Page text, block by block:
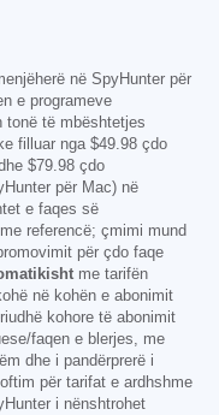
në SpyHunter për
e programeve
tonë të mbështetjes
filluar nga $49.98 çdo
$79.98 çdo
për Mac) në
e faqes së
referencë; çmimi mund
për çdo faqe
me tarifën
në kohën e abonimit
kohore të abonimit
faqen e blerjes, me
dhe i pandërprerë i
për tarifat e ardhshme
i nënshtrohet